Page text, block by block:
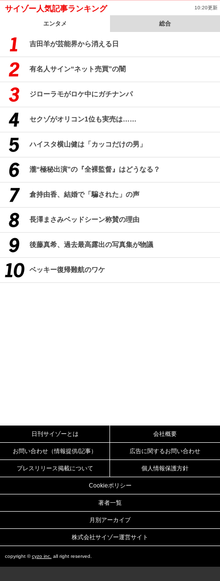
サイゾー人気記事ランキング 10:20更新
エンタメ 総合
吉田羊が芸能界から消える日
有名人サイン“ネット売買”の闇
ジローラモがロケ中にガチナンパ
セクゾがオリコン1位も実売は……
ハイスタ横山健は「カッコだけの男」
瀧“極秘出演”の『全裸監督』はどうなる？
倉持由香、結婚で「騙された」の声
長澤まさみベッドシーン称賛の理由
後藤真希、過去最高露出の写真集が物議
ベッキー復帰難航のワケ
日刊サイゾーとは 会社概要
お問い合わせ（情報提供/記事） 広告に関するお問い合わせ
プレスリリース掲載について 個人情報保護方針
Cookieポリシー
著者一覧
月別アーカイブ
株式会社サイゾー運営サイト
copyright ©cyzo inc. all right reserved.